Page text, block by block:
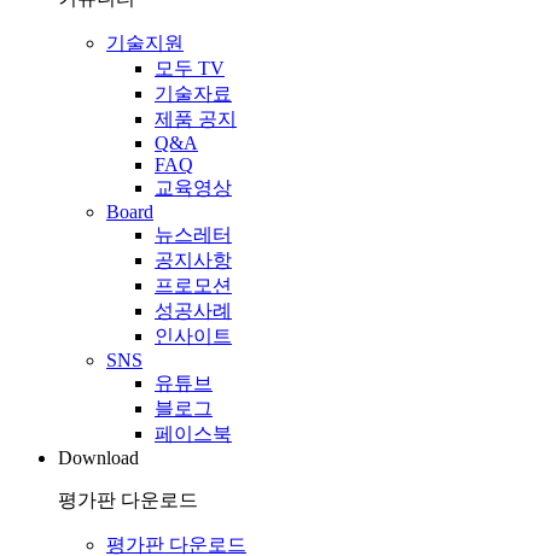
기술지원
모두 TV
기술자료
제품 공지
Q&A
FAQ
교육영상
Board
뉴스레터
공지사항
프로모션
성공사례
인사이트
SNS
유튜브
블로그
페이스북
Download
평가판 다운로드
평가판 다운로드